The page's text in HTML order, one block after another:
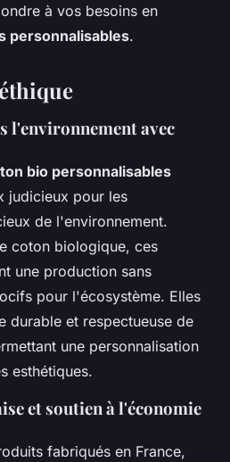
à vos besoins en
personnalisables.
l'environnement avec
bio personnalisables
judicieux pour les
de l'environnement.
coton biologique, ces
une production sans
pour l'écosystème. Elles
durable et respectueuse de
une personnalisation
esthétiques.
et soutien à l'économie
fabriqués en France,